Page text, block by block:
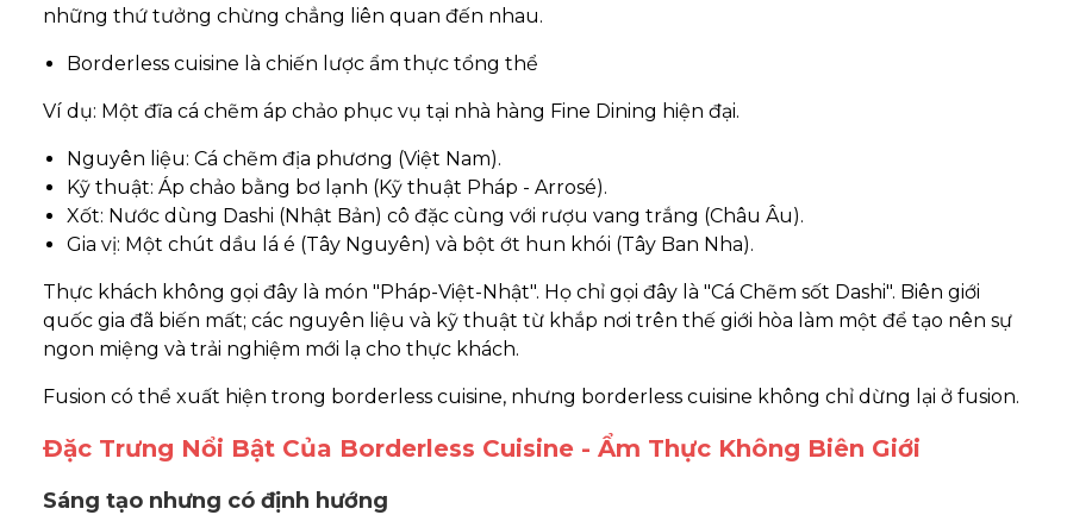
những thứ tưởng chừng chẳng liên quan đến nhau.
Borderless cuisine là chiến lược ẩm thực tổng thể
Ví dụ: Một đĩa cá chẽm áp chảo phục vụ tại nhà hàng Fine Dining hiện đại.
Nguyên liệu: Cá chẽm địa phương (Việt Nam).
Kỹ thuật: Áp chảo bằng bơ lạnh (Kỹ thuật Pháp - Arrosé).
Xốt: Nước dùng Dashi (Nhật Bản) cô đặc cùng với rượu vang trắng (Châu Âu).
Gia vị: Một chút dầu lá é (Tây Nguyên) và bột ớt hun khói (Tây Ban Nha).
Thực khách không gọi đây là món "Pháp-Việt-Nhật". Họ chỉ gọi đây là "Cá Chẽm sốt Dashi". Biên giới
quốc gia đã biến mất; các nguyên liệu và kỹ thuật từ khắp nơi trên thế giới hòa làm một để tạo nên sự
ngon miệng và trải nghiệm mới lạ cho thực khách.
Fusion có thể xuất hiện trong borderless cuisine, nhưng borderless cuisine không chỉ dừng lại ở fusion.
Đặc Trưng Nổi Bật Của Borderless Cuisine - Ẩm Thực Không Biên Giới
Sáng tạo nhưng có định hướng